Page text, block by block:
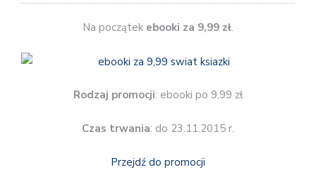
Na początek ebooki za 9,99 zł.
Rodzaj promocji: ebooki po 9,99 zł
Czas trwania: do 23.11.2015 r.
Przejdź do promocji